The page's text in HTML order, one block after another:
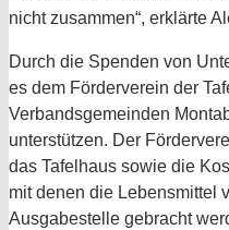
nicht zusammen“, erklärte
Durch die Spenden von
es dem Förderverein der
Verbandsgemeinden
unterstützen. Der
das Tafelhaus sowie die
mit denen die Lebensmittel
Ausgabestelle gebracht